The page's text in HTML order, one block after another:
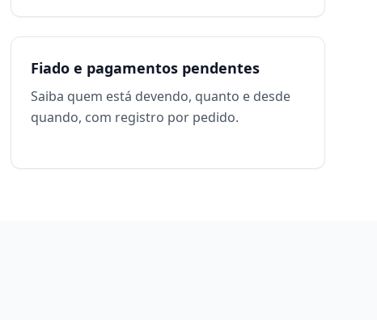
Fiado e pagamentos pendentes
Saiba quem está devendo, quanto e desde
quando, com registro por pedido.